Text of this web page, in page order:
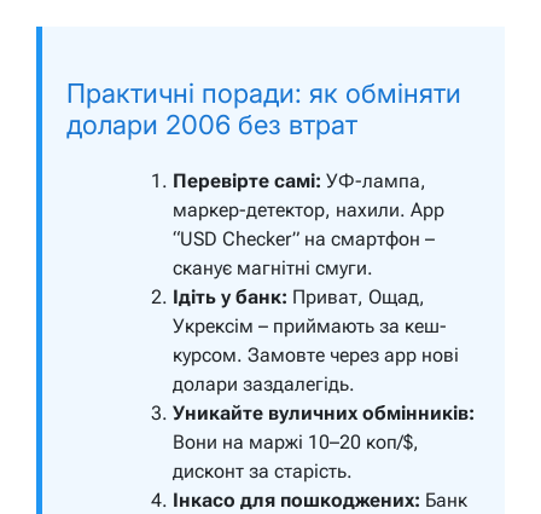
Практичні поради: як обміняти
долари 2006 без втрат
Перевірте самі: УФ-лампа,
маркер-детектор, нахили. App
“USD Checker” на смартфон –
сканує магнітні смуги.
Ідіть у банк: Приват, Ощад,
Укрексім – приймають за кеш-
курсом. Замовте через app нові
долари заздалегідь.
Уникайте вуличних обмінників:
Вони на маржі 10–20 коп/$,
дисконт за старість.
Інкасо для пошкоджених: Банк